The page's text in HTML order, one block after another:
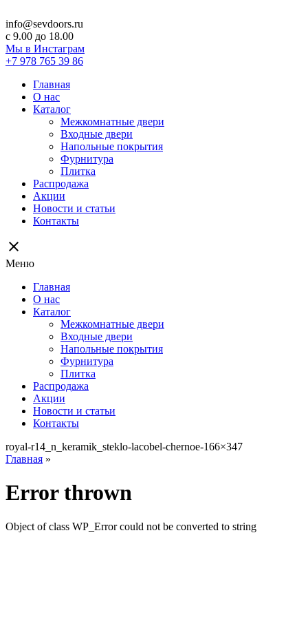
info@sevdoors.ru
c 9.00 до 18.00
Мы в Инстаграм
+7 978 765 39 86
Главная
О нас
Каталог
Межкомнатные двери
Входные двери
Напольные покрытия
Фурнитура
Плитка
Распродажа
Акции
Новости и статьи
Контакты
close
Меню
Главная
О нас
Каталог
Межкомнатные двери
Входные двери
Напольные покрытия
Фурнитура
Плитка
Распродажа
Акции
Новости и статьи
Контакты
royal-r14_n_keramik_steklo-lacobel-chernoe-166×347
Главная »
Error thrown
Object of class WP_Error could not be converted to string